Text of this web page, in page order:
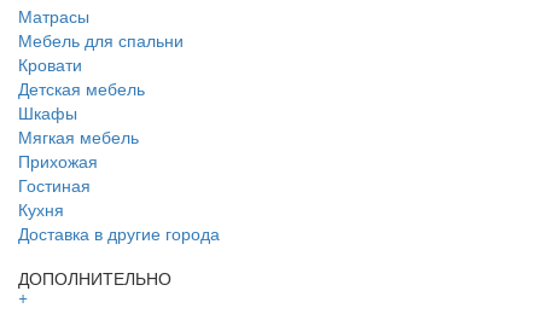
Матрасы
Мебель для спальни
Кровати
Детская мебель
Шкафы
Мягкая мебель
Прихожая
Гостиная
Кухня
Доставка в другие города
ДОПОЛНИТЕЛЬНО
+